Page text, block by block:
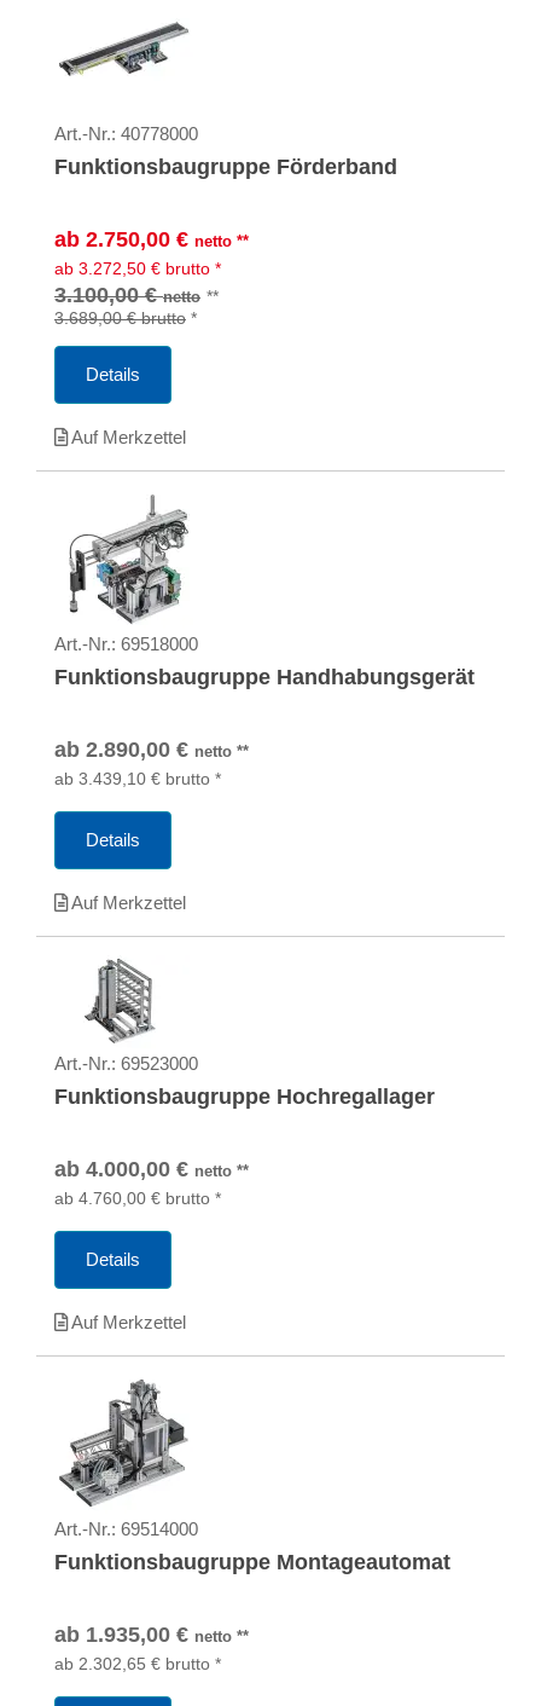
Art.-Nr.: 40778000
Funktionsbaugruppe Förderband
ab 2.750,00 € netto **
ab 3.272,50 € brutto *
3.100,00 €netto **
3.689,00 €brutto *
Details
Auf Merkzettel
Art.-Nr.: 69518000
Funktionsbaugruppe Handhabungsgerät
ab 2.890,00 € netto **
ab 3.439,10 € brutto *
Details
Auf Merkzettel
Art.-Nr.: 69523000
Funktionsbaugruppe Hochregallager
ab 4.000,00 € netto **
ab 4.760,00 € brutto *
Details
Auf Merkzettel
Art.-Nr.: 69514000
Funktionsbaugruppe Montageautomat
ab 1.935,00 € netto **
ab 2.302,65 € brutto *